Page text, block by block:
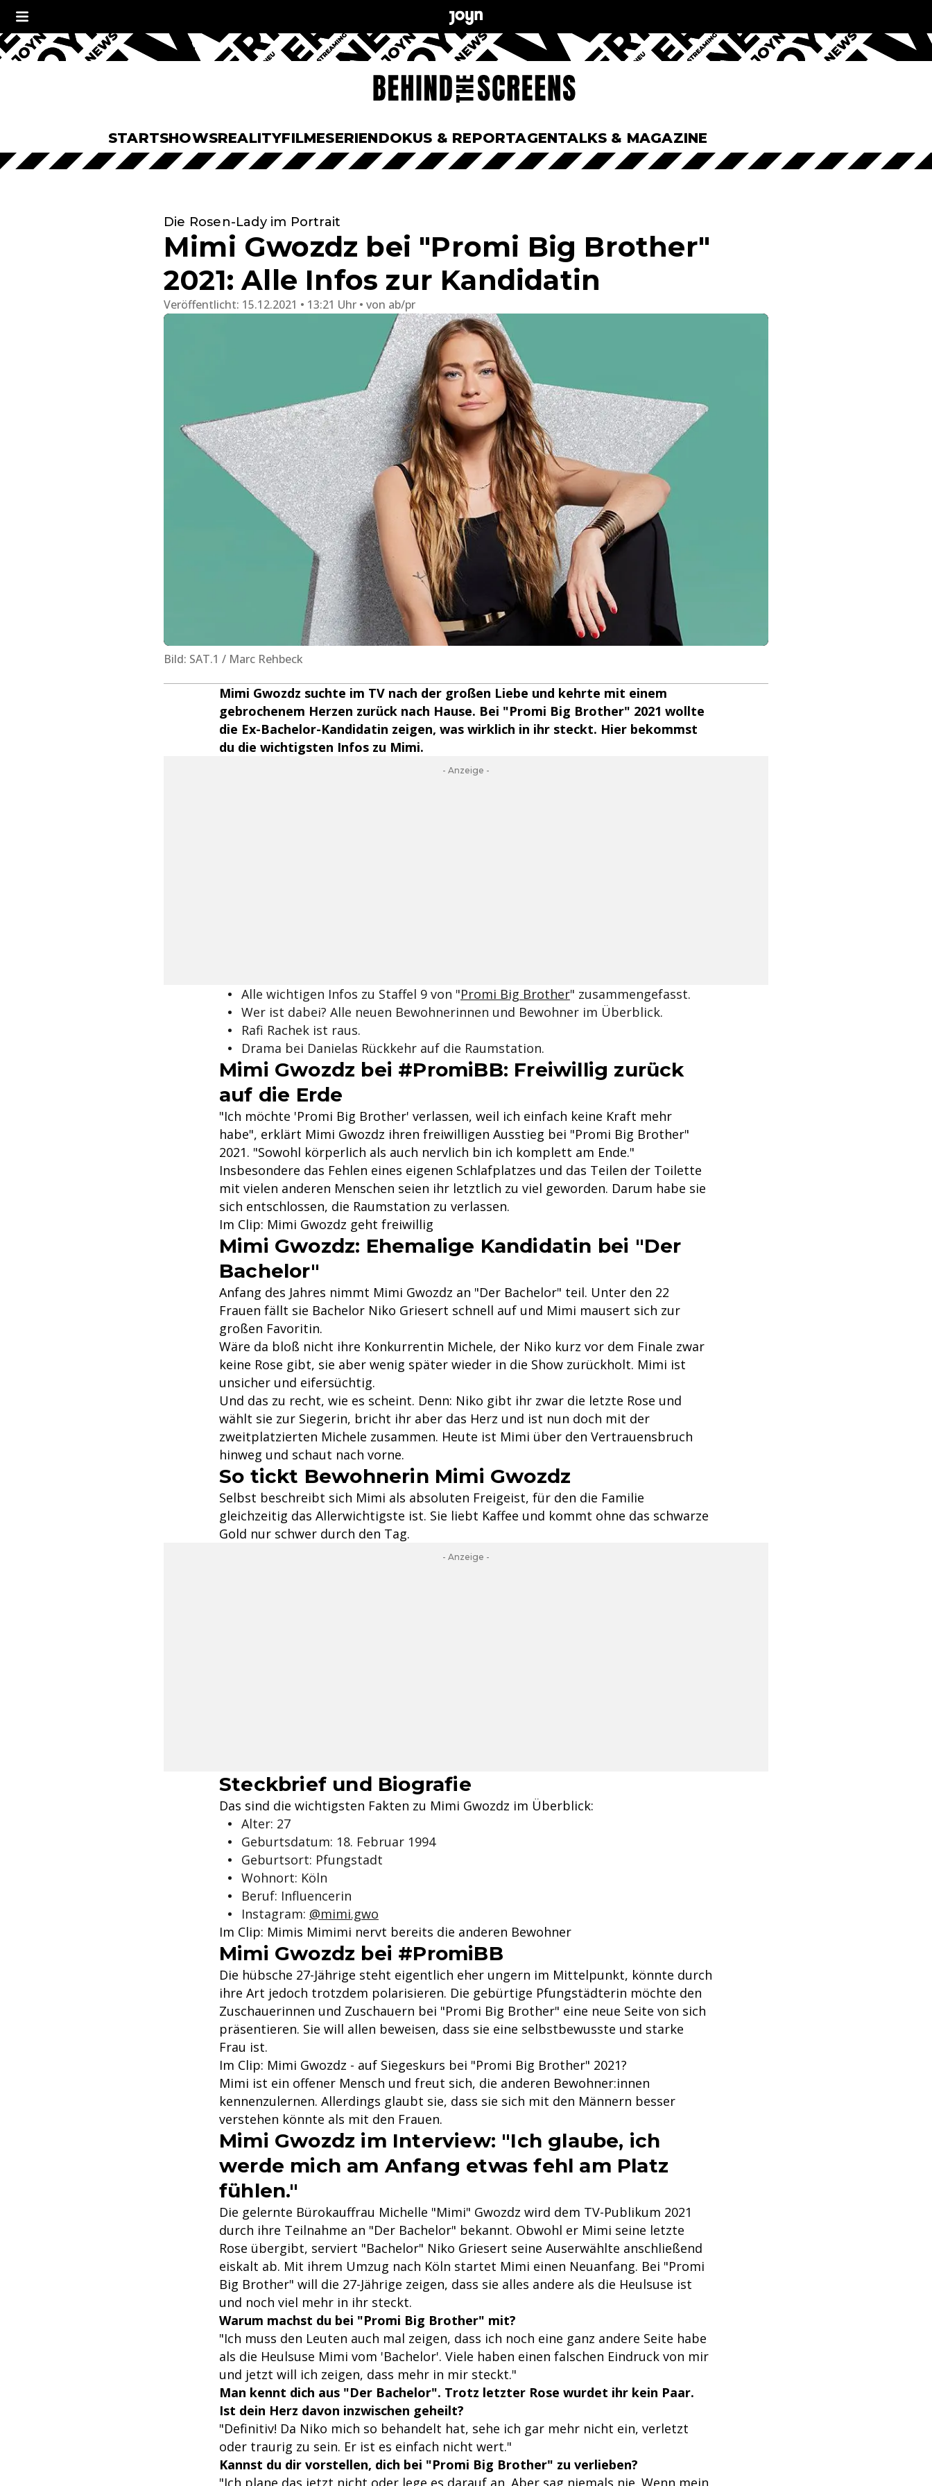
STARTSHOWSREALITYFILMESERIENDOKUS & REPORTAGENTALKS & MAGAZINE
Die Rosen-Lady im Portrait
Mimi Gwozdz bei "Promi Big Brother"
2021: Alle Infos zur Kandidatin
Veröffentlicht: 15.12.2021 • 13:21 Uhr von ab/pr
Bild: SAT.1 / Marc Rehbeck
Mimi Gwozdz suchte im TV nach der großen Liebe und kehrte mit einem
gebrochenem Herzen zurück nach Hause. Bei "Promi Big Brother" 2021 wollte
die Ex-Bachelor-Kandidatin zeigen, was wirklich in ihr steckt. Hier bekommst
du die wichtigsten Infos zu Mimi.
- Anzeige -
Alle wichtigen Infos zu Staffel 9 von "Promi Big Brother" zusammengefasst.
Wer ist dabei? Alle neuen Bewohnerinnen und Bewohner im Überblick.
Rafi Rachek ist raus.
Drama bei Danielas Rückkehr auf die Raumstation.
Mimi Gwozdz bei #PromiBB: Freiwillig zurück
auf die Erde
"Ich möchte 'Promi Big Brother' verlassen, weil ich einfach keine Kraft mehr
habe", erklärt Mimi Gwozdz ihren freiwilligen Ausstieg bei "Promi Big Brother"
2021. "Sowohl körperlich als auch nervlich bin ich komplett am Ende."
Insbesondere das Fehlen eines eigenen Schlafplatzes und das Teilen der Toilette
mit vielen anderen Menschen seien ihr letztlich zu viel geworden. Darum habe sie
sich entschlossen, die Raumstation zu verlassen.
Im Clip: Mimi Gwozdz geht freiwillig
Mimi Gwozdz: Ehemalige Kandidatin bei "Der
Bachelor"
Anfang des Jahres nimmt Mimi Gwozdz an "Der Bachelor" teil. Unter den 22
Frauen fällt sie Bachelor Niko Griesert schnell auf und Mimi mausert sich zur
großen Favoritin.
Wäre da bloß nicht ihre Konkurrentin Michele, der Niko kurz vor dem Finale zwar
keine Rose gibt, sie aber wenig später wieder in die Show zurückholt. Mimi ist
unsicher und eifersüchtig.
Und das zu recht, wie es scheint. Denn: Niko gibt ihr zwar die letzte Rose und
wählt sie zur Siegerin, bricht ihr aber das Herz und ist nun doch mit der
zweitplatzierten Michele zusammen. Heute ist Mimi über den Vertrauensbruch
hinweg und schaut nach vorne.
So tickt Bewohnerin Mimi Gwozdz
Selbst beschreibt sich Mimi als absoluten Freigeist, für den die Familie
gleichzeitig das Allerwichtigste ist. Sie liebt Kaffee und kommt ohne das schwarze
Gold nur schwer durch den Tag.
- Anzeige -
Steckbrief und Biografie
Das sind die wichtigsten Fakten zu Mimi Gwozdz im Überblick:
Alter: 27
Geburtsdatum: 18. Februar 1994
Geburtsort: Pfungstadt
Wohnort: Köln
Beruf: Influencerin
Instagram: @mimi.gwo
Im Clip: Mimis Mimimi nervt bereits die anderen Bewohner
Mimi Gwozdz bei #PromiBB
Die hübsche 27-Jährige steht eigentlich eher ungern im Mittelpunkt, könnte durch
ihre Art jedoch trotzdem polarisieren. Die gebürtige Pfungstädterin möchte den
Zuschauerinnen und Zuschauern bei "Promi Big Brother" eine neue Seite von sich
präsentieren. Sie will allen beweisen, dass sie eine selbstbewusste und starke
Frau ist.
Im Clip: Mimi Gwozdz - auf Siegeskurs bei "Promi Big Brother" 2021?
Mimi ist ein offener Mensch und freut sich, die anderen Bewohner:innen
kennenzulernen. Allerdings glaubt sie, dass sie sich mit den Männern besser
verstehen könnte als mit den Frauen.
Mimi Gwozdz im Interview: "Ich glaube, ich
werde mich am Anfang etwas fehl am Platz
fühlen."
Die gelernte Bürokauffrau Michelle "Mimi" Gwozdz wird dem TV-Publikum 2021
durch ihre Teilnahme an "Der Bachelor" bekannt. Obwohl er Mimi seine letzte
Rose übergibt, serviert "Bachelor" Niko Griesert seine Auserwählte anschließend
eiskalt ab. Mit ihrem Umzug nach Köln startet Mimi einen Neuanfang. Bei "Promi
Big Brother" will die 27-Jährige zeigen, dass sie alles andere als die Heulsuse ist
und noch viel mehr in ihr steckt.
Warum machst du bei "Promi Big Brother" mit?
"Ich muss den Leuten auch mal zeigen, dass ich noch eine ganz andere Seite habe
als die Heulsuse Mimi vom 'Bachelor'. Viele haben einen falschen Eindruck von mir
und jetzt will ich zeigen, dass mehr in mir steckt."
Man kennt dich aus "Der Bachelor". Trotz letzter Rose wurdet ihr kein Paar.
Ist dein Herz davon inzwischen geheilt?
"Definitiv! Da Niko mich so behandelt hat, sehe ich gar mehr nicht ein, verletzt
oder traurig zu sein. Er ist es einfach nicht wert."
Kannst du dir vorstellen, dich bei "Promi Big Brother" zu verlieben?
"Ich plane das jetzt nicht oder lege es darauf an. Aber sag niemals nie. Wenn mein